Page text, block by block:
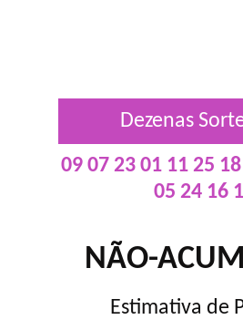
Dezenas
09 07 23 01 11 25
05 24 16
NÃO-
Estimativa de